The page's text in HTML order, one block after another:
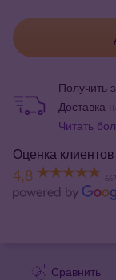
Получить
Доставка
Читать
Оценка клиентов
4,8
Сравнить